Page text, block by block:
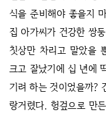
식을 준비해야 좋을지
집 아가씨가 건강한 쌍
칫상만 차리고 말았을
크고 잘났기에 십 년에
기려 하는 것이었을까?
랑거렸다. 헝겊으로 만